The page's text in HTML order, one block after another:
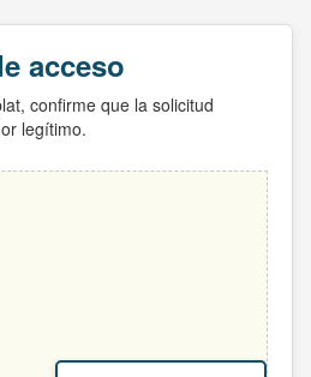
acceso
confirme que la solicitud
legítimo.